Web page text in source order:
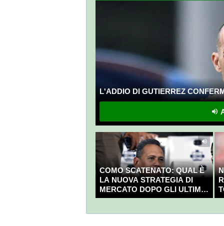
L'ADDIO DI GUTIERREZ
COMO SCATENATO: QUAL È
LA NUOVA STRATEGIA DI
MERCATO DOPO GLI ULTIMI
COLPI?